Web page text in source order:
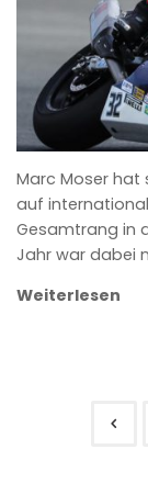
Marc Moser hat
auf
Gesamtrang in
Jahr war dabei
Weiterlesen